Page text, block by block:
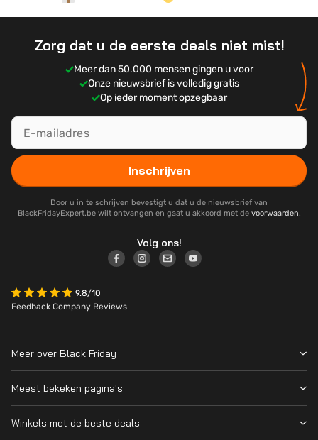
Zorg dat u de eerste deals niet mist!
Meer dan 50.000 mensen gingen u voor
Onze nieuwsbrief is volledig gratis
Op ieder moment opzegbaar
Inschrijven
Door u in te schrijven bevestigt u dat u de nieuwsbrief van
BlackFridayExpert.be wilt ontvangen en gaat u akkoord met de voorwaarden.
Volg ons!
9.8/10
Feedback Company Reviews
Meer over Black Friday
Contact
Meest bekeken pagina's
Winkels met de beste deals